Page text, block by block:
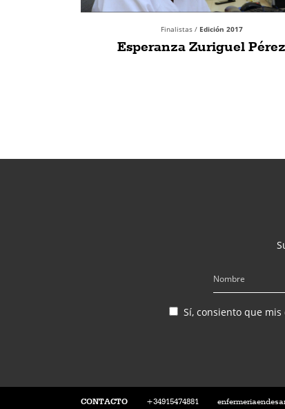
Finalistas / Edición 2017
Esperanza Zuriguel Pérez
Sí, consiento que
CONTACTO +34915474881